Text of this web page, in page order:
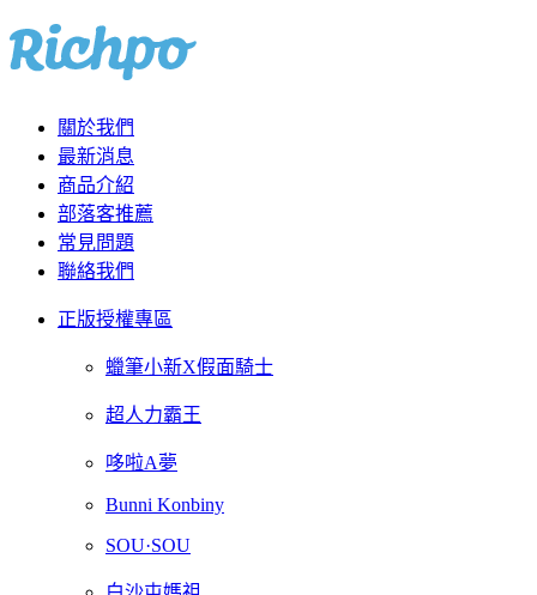
關於我們
最新消息
商品介紹
部落客推薦
常見問題
聯絡我們
正版授權專區
蠟筆小新X假面騎士
超人力霸王
哆啦A夢
Bunni Konbiny
SOU·SOU